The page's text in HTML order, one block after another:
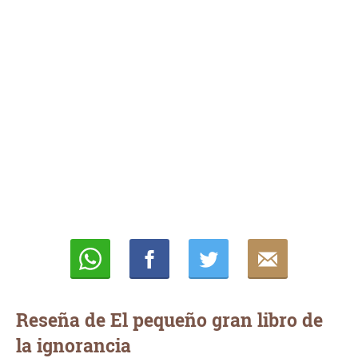
Reseña de El pequeño gran libro de
la ignorancia